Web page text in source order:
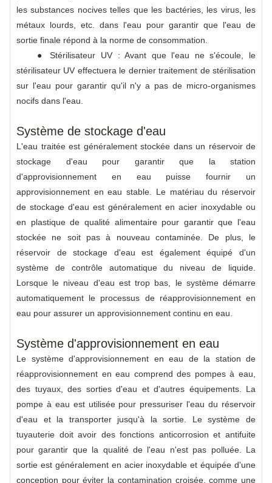
les substances nocives telles que les bactéries, les virus, les
métaux lourds, etc. dans l'eau pour garantir que l'eau de
sortie finale répond à la norme de consommation.
● Stérilisateur UV : Avant que l'eau ne s'écoule, le
stérilisateur UV effectuera le dernier traitement de stérilisation
sur l'eau pour garantir qu'il n'y a pas de micro-organismes
nocifs dans l'eau.
Système de stockage d'eau
L'eau traitée est généralement stockée dans un réservoir de
stockage d'eau pour garantir que la station
d'approvisionnement en eau puisse fournir un
approvisionnement en eau stable. Le matériau du réservoir
de stockage d'eau est généralement en acier inoxydable ou
en plastique de qualité alimentaire pour garantir que l'eau
stockée ne soit pas à nouveau contaminée. De plus, le
réservoir de stockage d'eau est également équipé d'un
système de contrôle automatique du niveau de liquide.
Lorsque le niveau d'eau est trop bas, le système démarre
automatiquement le processus de réapprovisionnement en
eau pour assurer un approvisionnement continu en eau.
Système d'approvisionnement en eau
Le système d'approvisionnement en eau de la station de
réapprovisionnement en eau comprend des pompes à eau,
des tuyaux, des sorties d'eau et d'autres équipements. La
pompe à eau est utilisée pour pressuriser l'eau du réservoir
d'eau et la transporter jusqu'à la sortie. Le système de
tuyauterie doit avoir des fonctions anticorrosion et antifuite
pour garantir que la qualité de l'eau n'est pas polluée. La
sortie est généralement en acier inoxydable et équipée d'une
conception pour éviter la contamination croisée, comme une